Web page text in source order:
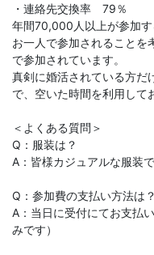
・連絡先交換率 79％
年間70,000人以上が参加す
お一人で参加されることを
で参加されています。
真剣に婚活されている方だ
で、空いた時間を利用して
＜よくある質問＞
Q：服装は？
A：皆様カジュアルな服装
Q：参加費の支払い方法は？
A：当日に受付にてお支払
みです）